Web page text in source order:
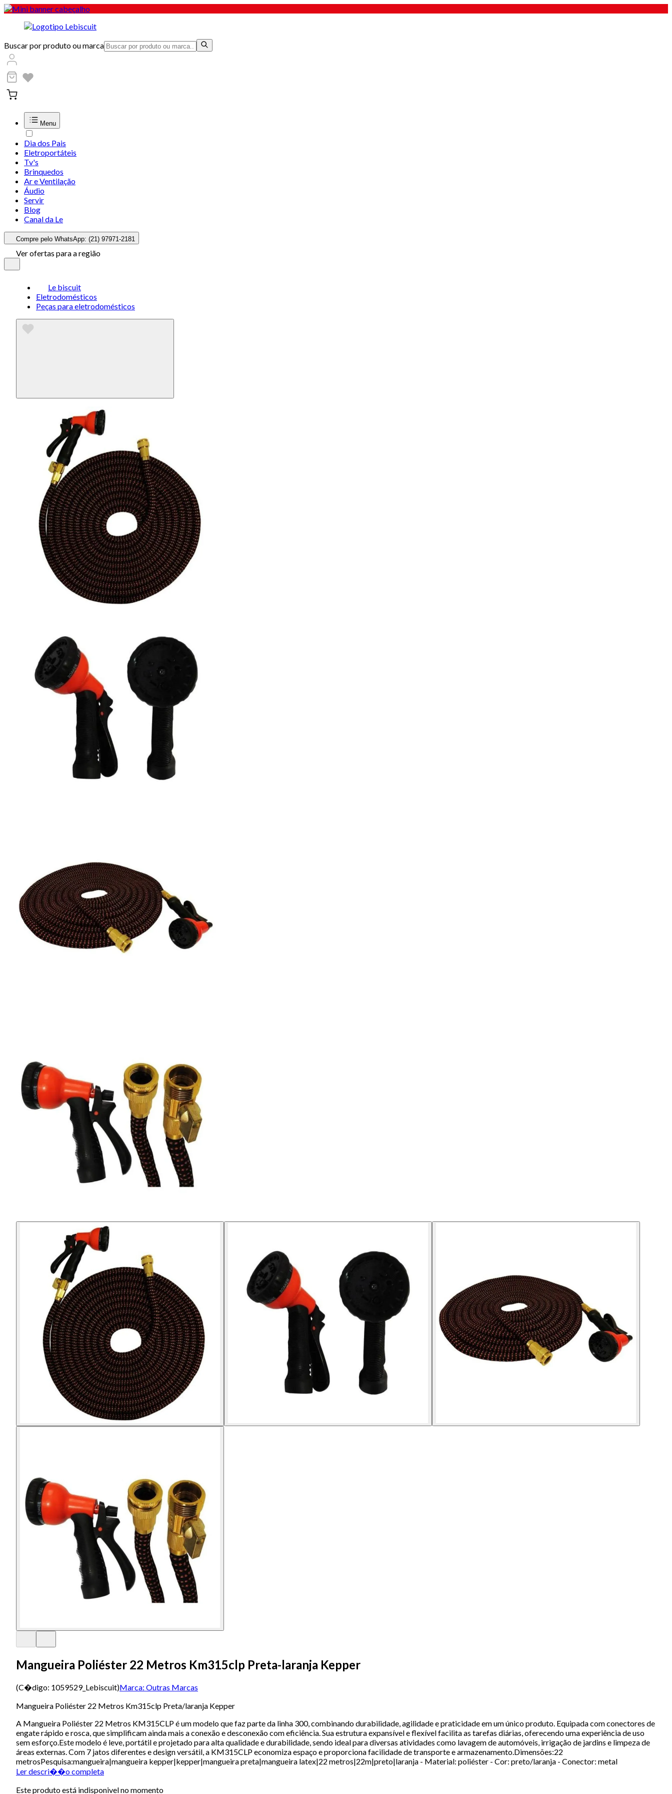
Buscar por produto ou marca
Menu
Dia dos Pais
Eletroportáteis
Tv's
Brinquedos
Ar e Ventilação
Áudio
Servir
Blog
Canal da Le
Compre pelo WhatsApp: (21) 97971-2181
Ver ofertas para a região
Le biscuit
Eletrodomésticos
Peças para eletrodomésticos
Mangueira Poliéster 22 Metros Km315clp Preta-laranja Kepper
(C�digo: 1059529_Lebiscuit)Marca: Outras Marcas
Mangueira Poliéster 22 Metros Km315clp Preta/laranja Kepper
A Mangueira Poliéster 22 Metros KM315CLP é um modelo que faz parte da linha 300, combinando durabilidade, agilidade e praticidade em um único produto. Equipada com conectores de
engate rápido e rosca, que simplificam ainda mais a conexão e desconexão com eficiência. Sua estrutura expansível e flexível facilita as tarefas diárias, oferecendo uma experiência de uso
sem esforço.Este modelo é leve, portátil e projetado para alta qualidade e durabilidade, sendo ideal para diversas atividades como lavagem de automóveis, irrigação de jardins e limpeza de
áreas externas. Com 7 jatos diferentes e design versátil, a KM315CLP economiza espaço e proporciona facilidade de transporte e armazenamento.Dimensões:22
metrosPesquisa:mangueira|mangueira kepper|kepper|mangueira preta|mangueira latex|22 metros|22m|preto|laranja - Material: poliéster - Cor: preto/laranja - Conector: metal
Ler descri��o completa
Este produto está indisponivel no momento